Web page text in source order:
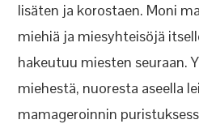
lisäten ja korostaen. Moni
miehiä ja miesyhteisöjä
hakeutuu miesten seuraan.
miehestä, nuoresta aseella
mamageroinnin